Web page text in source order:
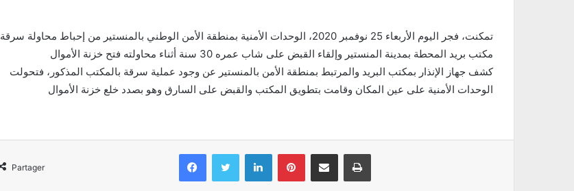
تمكنت، فجر اليوم الأربعاء 25 نوفمبر 2020، الوحدات الأمنية بمنطقة الأمن الوطني بالمنستير من إحباط محاولة سرقة
مكتب بريد المحطة بمدينة المنستير وإلقاء القبض على شاب عمره 30 سنة أثناء محاولته فتح خزنة الأموال
الوحدات الأمنية على عين المكان وقامت بتطويق المكتب والقبض على السارق وهو بصدد خلع خزنة الأموال
Partager
Facebook Twitter Linkedin Pinterest Partager par email Imprimer